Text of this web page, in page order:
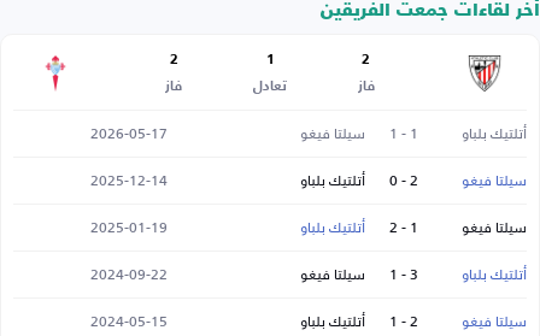
أخر لقاءات جمعت الفريقين
2
فاز
1
تعادل
2
فاز
أتلتيك بلباو 1 - 1 سيلتا فيغو
2026-05-17
سيلتا فيغو
2 - 0 أتلتيك بلباو
2025-12-14
سيلتا فيغو
1 - 2 أتلتيك بلباو
2025-01-19
أتلتيك بلباو
3 - 1 سيلتا فيغو
2024-09-22
سيلتا فيغو
2 - 1 أتلتيك بلباو 2024-05-15